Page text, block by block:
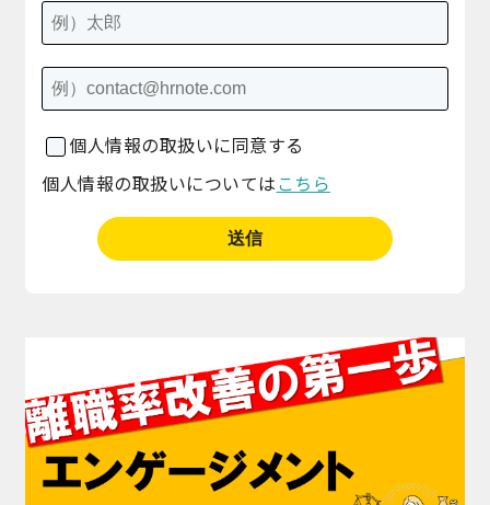
個人情報の取扱いに同意する
個人情報の取扱いについては こちら